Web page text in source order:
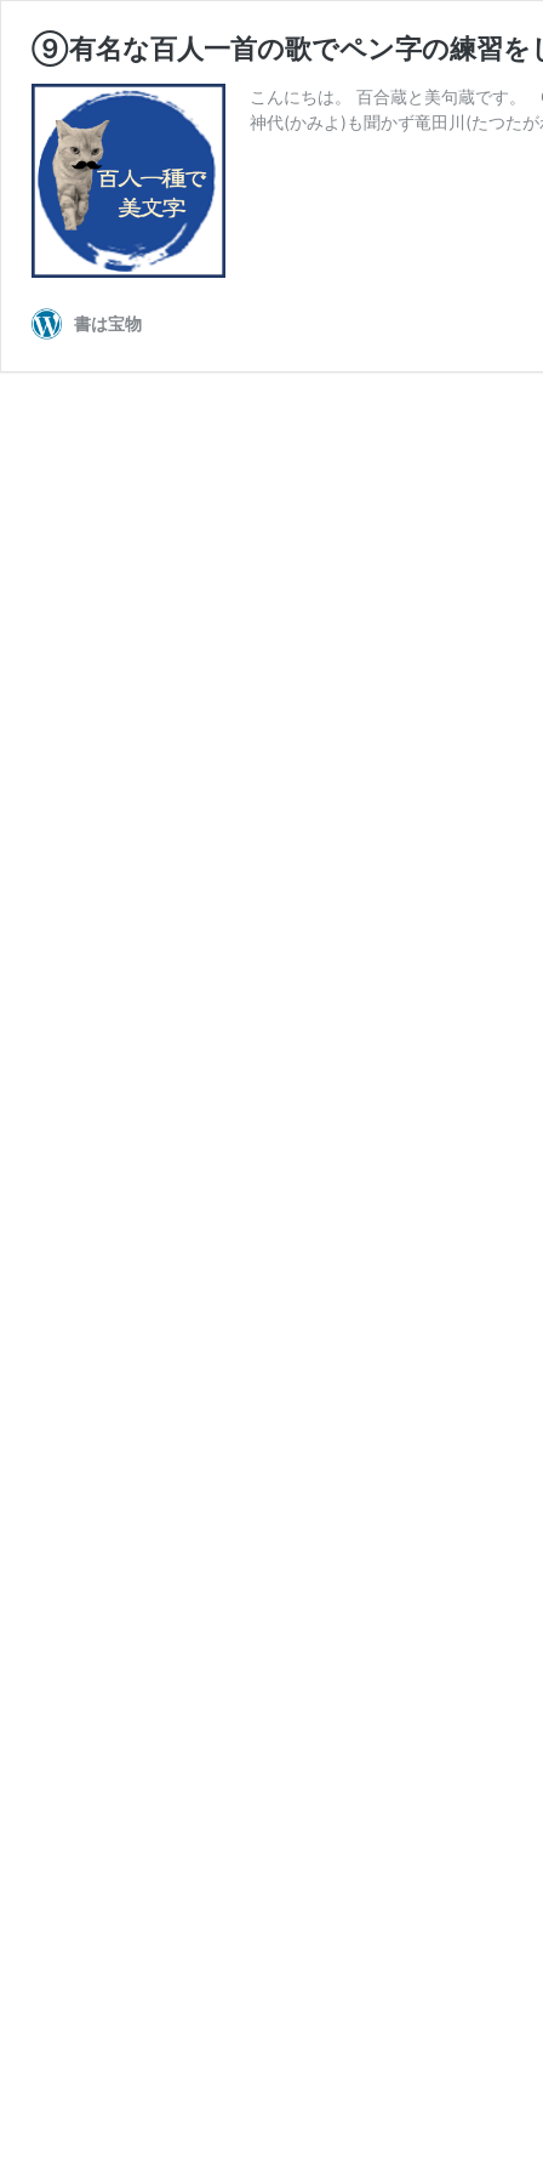
⑨有名な百人一首の歌でペン字の練習を
こんにちは。 百合蔵と美句蔵です
神代(かみよ)も聞かず竜田川(たつ
書は宝物